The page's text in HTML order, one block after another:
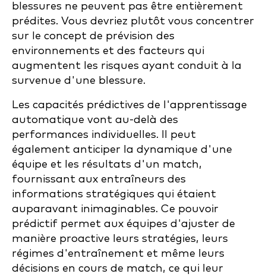
blessures ne peuvent pas être entièrement
prédites. Vous devriez plutôt vous concentrer
sur le concept de prévision des
environnements et des facteurs qui
augmentent les risques ayant conduit à la
survenue d'une blessure.
Les capacités prédictives de l'apprentissage
automatique vont au-delà des
performances individuelles. Il peut
également anticiper la dynamique d'une
équipe et les résultats d'un match,
fournissant aux entraîneurs des
informations stratégiques qui étaient
auparavant inimaginables. Ce pouvoir
prédictif permet aux équipes d'ajuster de
manière proactive leurs stratégies, leurs
régimes d'entraînement et même leurs
décisions en cours de match, ce qui leur